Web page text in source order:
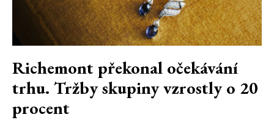
Richemont překonal očekávání
trhu. Tržby skupiny vzrostly o 20
procent